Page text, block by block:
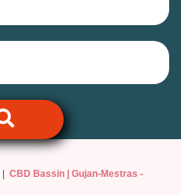
CBD Bassin | Gujan-Mestras -